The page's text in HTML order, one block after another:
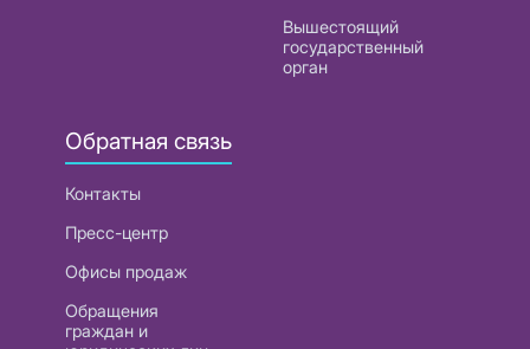
Вышестоящий
государственный
орган
Обратная связь
Контакты
Пресс-центр
Офисы продаж
Обращения
граждан и